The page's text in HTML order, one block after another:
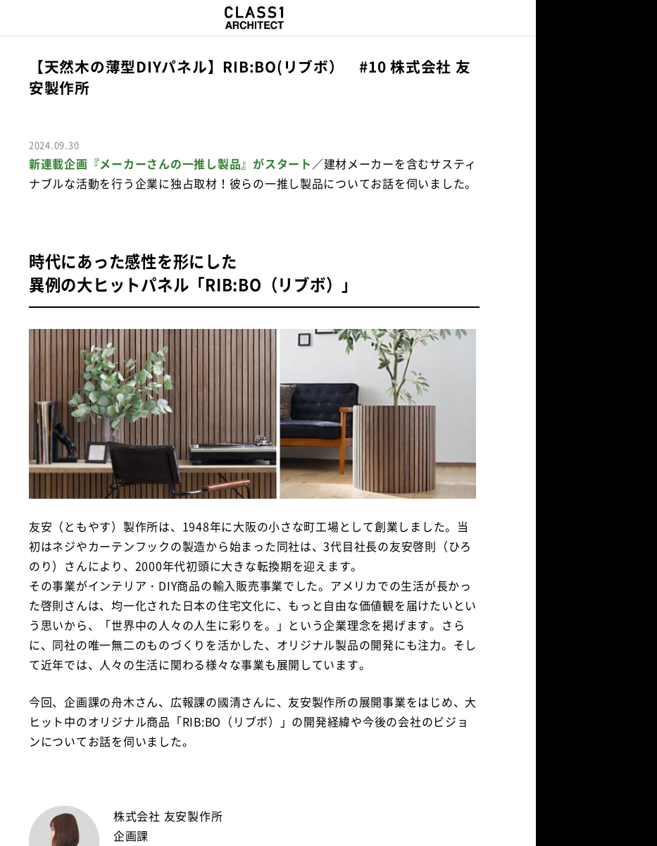
【天然木の薄型DIYパネル】RIB:BO(リブボ） #10 株式会社 友
安製作所
2024.09.30
新連載企画『メーカーさんの一推し製品』がスタート ／建材メーカーを含むサスティ
ナブルな活動を行う企業に独占取材！彼らの一推し製品についてお話を伺いました。
時代にあった感性を形にした
異例の大ヒットパネル「RIB:BO（リブボ）」
友安（ともやす）製作所は、1948年に大阪の小さな町工場として創業しました。当
初はネジやカーテンフックの製造から始まった同社は、3代目社長の友安啓則（ひろ
のり）さんにより、2000年代初頭に大きな転換期を迎えます。
その事業がインテリア・DIY商品の輸入販売事業でした。アメリカでの生活が長かっ
た啓則さんは、均一化された日本の住宅文化に、もっと自由な価値観を届けたいとい
う思いから、「世界中の人々の人生に彩りを。」という企業理念を掲げます。さら
に、同社の唯一無二のものづくりを活かした、オリジナル製品の開発にも注力。そし
て近年では、人々の生活に関わる様々な事業も展開しています。
今回、企画課の舟木さん、広報課の國清さんに、友安製作所の展開事業をはじめ、大
ヒット中のオリジナル商品「RIB:BO（リブボ）」の開発経緯や今後の会社のビジョ
ンについてお話を伺いました。
株式会社 友安製作所
企画課